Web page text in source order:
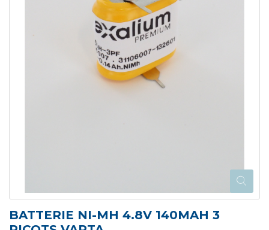
BATTERIE NI-MH 4.8V 140MAH 3